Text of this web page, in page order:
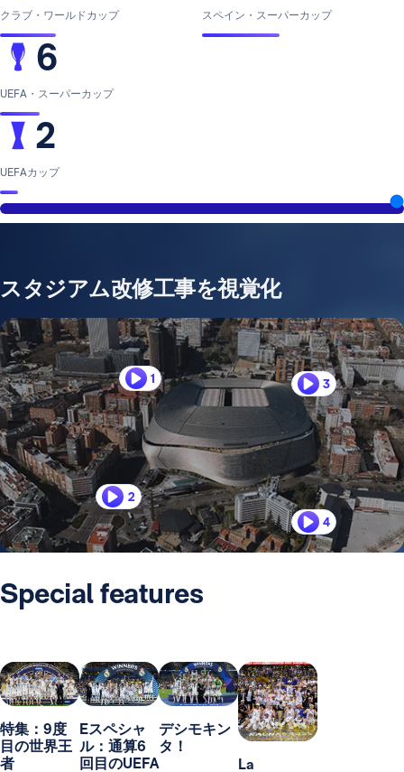
クラブ・ワールドカップ
6
UEFA・スーパーカップ
2
UEFAカップ
スペイン・スーパーカップ
スタジアム改修工事を視覚化
1
2
3
4
Special features
特集：9度
目の世界王
者
Eスペシャ
ル：通算6
回目のUEFA
デシモキン
タ！
La